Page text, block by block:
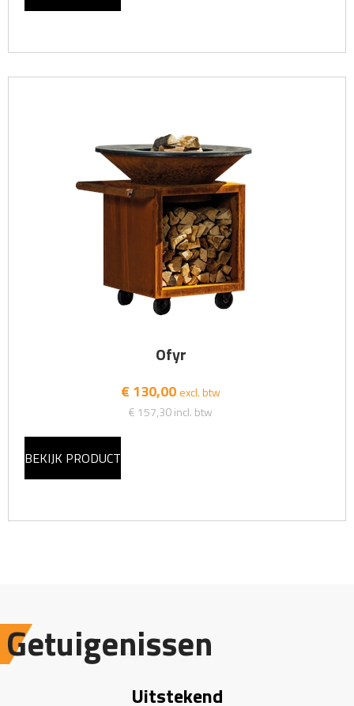
Ofyr
€ 130,00 excl. btw
€ 157,30incl. btw
BEKIJK PRODUCT
Getuigenissen
Uitstekend